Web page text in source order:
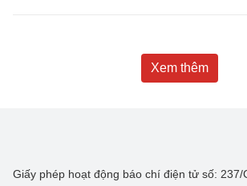
Xem thêm
Giấy phép hoạt động báo chí điện tử số: 237/